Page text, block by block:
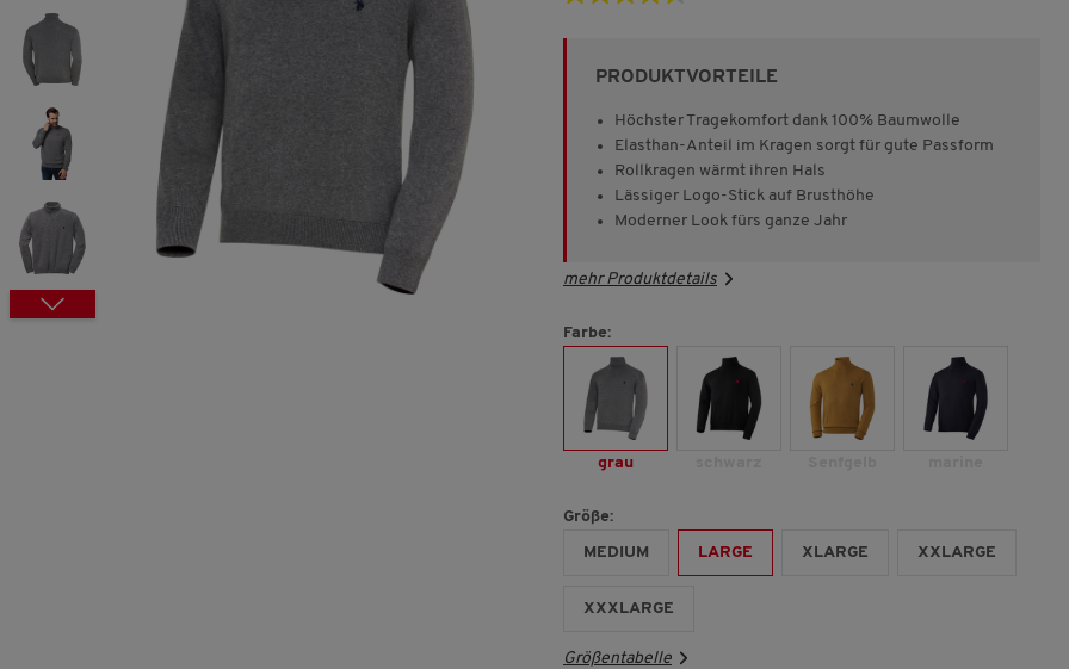
5
Durchschnittswert
Bewertung.
1372
Reviews.
Link
derselben
PRODUKTVORTEILE
Höchster Tragekomfort dank 100% Baumwolle
Elasthan-Anteil im Kragen sorgt für gute Passform
Rollkragen wärmt ihren Hals
Lässiger Logo-Stick auf Brusthöhe
Moderner Look fürs ganze Jahr
mehr Produktdetails
Farbe:
grau
Größe:
MEDIUM
LARGE XLARGE XXLARGE
XXXLARGE
Größentabelle